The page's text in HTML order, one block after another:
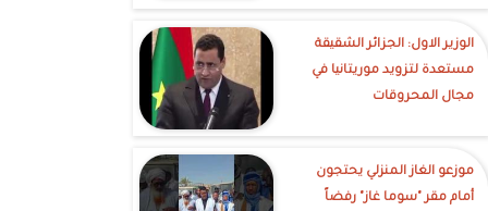
الوزير الاول: الجزائر الشقيقة
مستعدة لتزويد موريتانيا في
مجال المحروقات
موزعو الغاز المنزلي يحتجون
أمام مقر "سوما غاز" رفضاً